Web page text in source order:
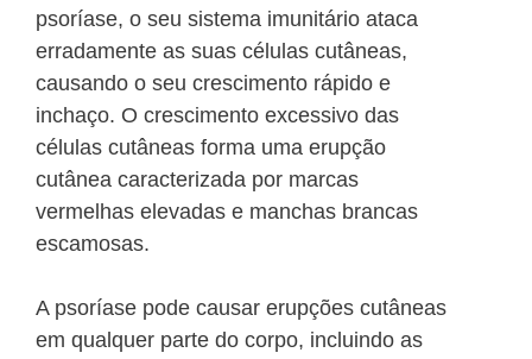
psoríase, o seu sistema imunitário ataca
erradamente as suas células cutâneas,
causando o seu crescimento rápido e
inchaço. O crescimento excessivo das
células cutâneas forma uma erupção
cutânea caracterizada por marcas
vermelhas elevadas e manchas brancas
escamosas.
A psoríase pode causar erupções cutâneas
em qualquer parte do corpo, incluindo as